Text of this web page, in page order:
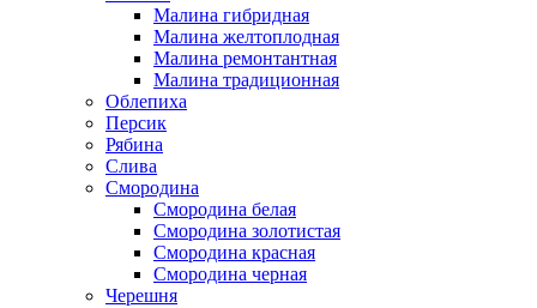
Малина гибридная
Малина желтоплодная
Малина ремонтантная
Малина традиционная
Облепиха
Персик
Рябина
Слива
Смородина
Смородина белая
Смородина золотистая
Смородина красная
Смородина черная
Черешня